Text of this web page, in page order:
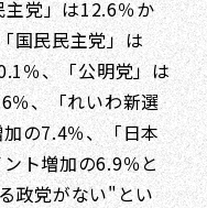
党」は12.6％か
国民民主党」は
％、「公明党」は
％、「れいわ新選
の7.4％、「日本
ト増加の6.9％と
政党がない"とい